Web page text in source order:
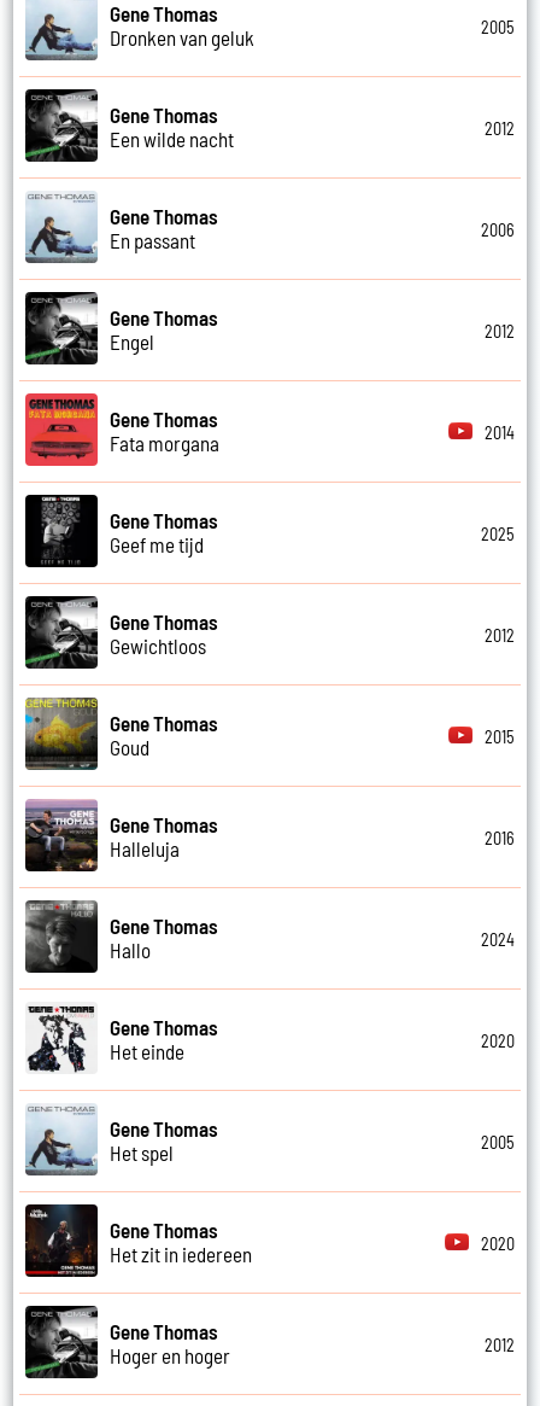
Gene Thomas
Dronken van geluk
2005
Gene Thomas
Een wilde nacht
2012
Gene Thomas
En passant
2006
Gene Thomas
Engel
2012
Gene Thomas
Fata morgana
2014
Gene Thomas
Geef me tijd
2025
Gene Thomas
Gewichtloos
2012
Gene Thomas
Goud
2015
Gene Thomas
Halleluja
2016
Gene Thomas
Hallo
2024
Gene Thomas
Het einde
2020
Gene Thomas
Het spel
2005
Gene Thomas
Het zit in iedereen
2020
Gene Thomas
Hoger en hoger
2012